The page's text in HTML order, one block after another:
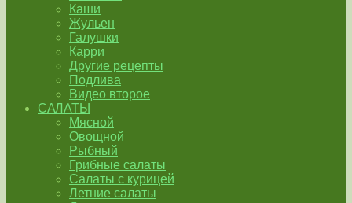
Каши
Жульен
Галушки
Карри
Другие рецепты
Подлива
Видео второе
САЛАТЫ
Мясной
Овощной
Рыбный
Грибные салаты
Салаты с курицей
Летние салаты